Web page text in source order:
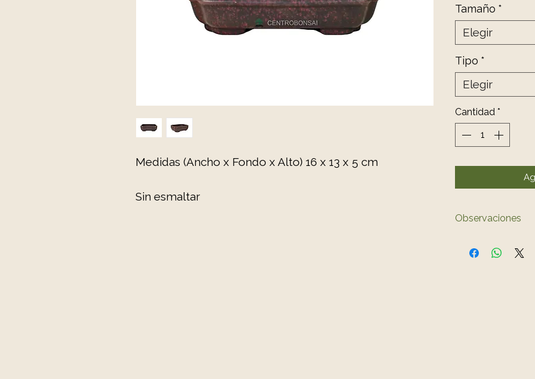
Medidas (Ancho x Fondo x Alto) 16 x 13 x 5 cm
Sin esmaltar
Tamaño *
Elegir
Tipo *
Elegir
Cantidad *
Observaciones
al de las fotos.